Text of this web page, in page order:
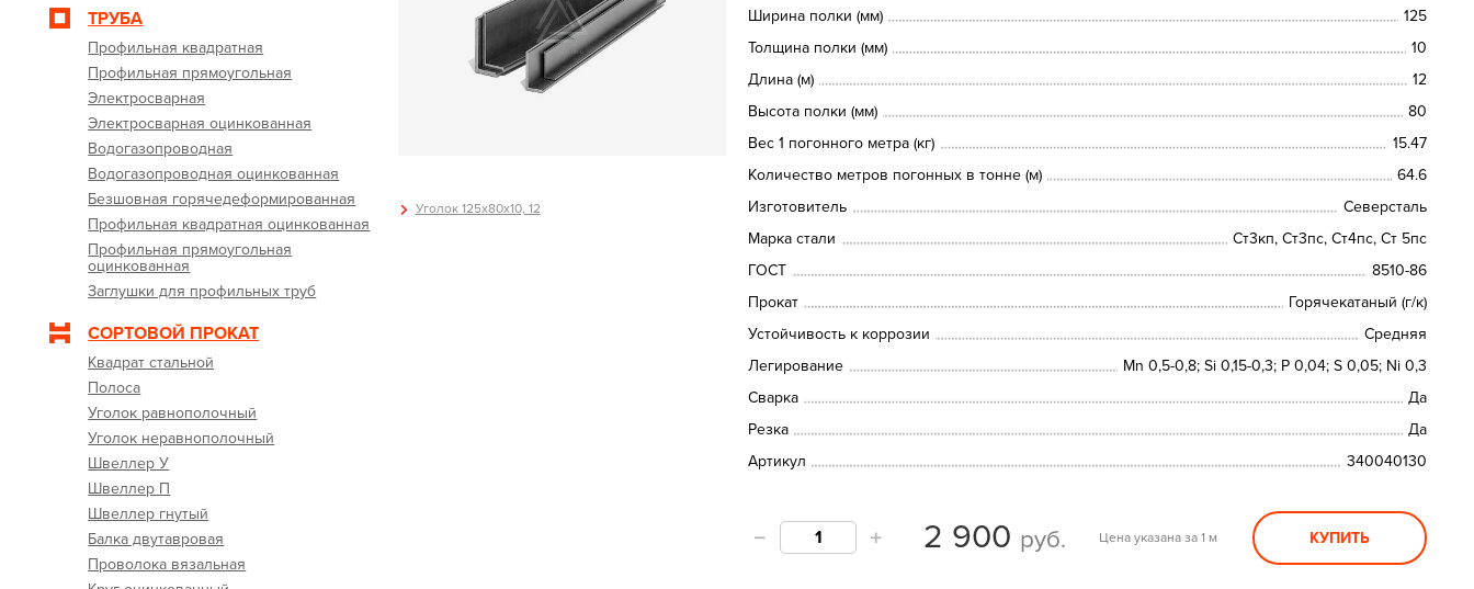
ТРУБА
Профильная квадратная
Профильная прямоугольная
Электросварная
Электросварная оцинкованная
Водогазопроводная
Водогазопроводная оцинкованная
Безшовная горячедеформированная
Профильная квадратная оцинкованная
Профильная прямоугольная
оцинкованная
Заглушки для профильных труб
СОРТОВОЙ ПРОКАТ
Квадрат стальной
Полоса
Уголок равнополочный
Уголок неравнополочный
Швеллер У
Швеллер П
Швеллер гнутый
Балка двутавровая
Проволока вязальная
Уголок 125х80х10, 12
Ширина полки (мм)
125
Толщина полки (мм)
10
Длина (м)
12
Высота полки (мм)
80
Вес 1 погонного метра (кг)
15.47
Количество метров погонных в тонне (м)
64.6
Изготовитель
Северсталь
Марка стали
Ст3кп, Ст3пс, Ст4пс, Ст 5пс
ГОСТ
8510-86
Прокат
Горячекатаный (г/к)
Устойчивость к коррозии
Средняя
Легирование
Mn 0,5-0,8; Si 0,15-0,3; P 0,04; S 0,05; Ni 0,3
Сварка
Да
Резка
Да
Артикул
340040130
2 900 руб. Цена указана за 1 м КУПИТЬ